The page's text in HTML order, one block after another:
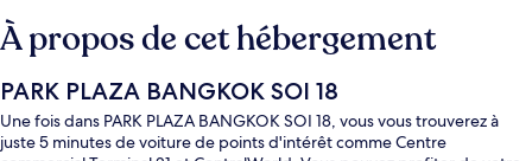
À propos de cet hébergement
PARK PLAZA BANGKOK SOI 18
Une fois dans PARK PLAZA BANGKOK SOI 18, vous vous trouverez à
juste 5 minutes de voiture de points d'intérêt comme Centre